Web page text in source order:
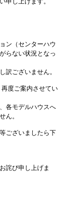
ン（センターハウ
らない状況となっ
訳ございません。
度ご案内させてい
各モデルハウスへ
ん。
ございましたら下
詫び申し上げま